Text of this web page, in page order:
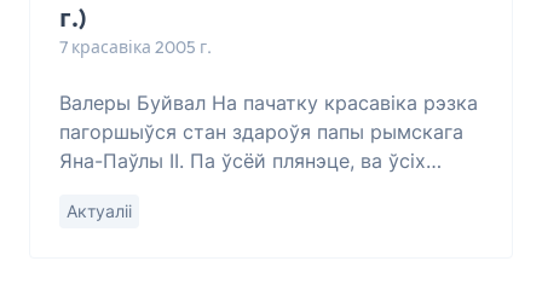
г.)
7 красавіка 2005 г.
Валеры Буйвал На пачатку красавіка рэзка
пагоршыўся стан здароўя папы рымскага
Яна-Паўлы ІІ. Па ўсёй плянэце, ва ўсіх
Актуаліі